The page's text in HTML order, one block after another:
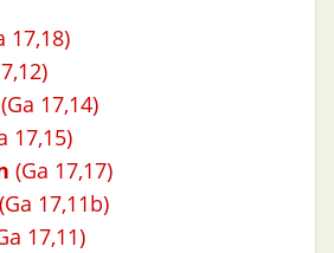
17,18)
(Ga 17,14)
17,15)
(Ga 17,17)
(Ga 17,11b)
17,11)